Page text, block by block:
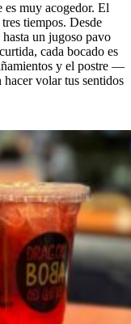
es muy acogedor. El
tiempos. Desde
hasta un jugoso pavo
cada bocado es
y el postre —
hacer volar tus sentidos